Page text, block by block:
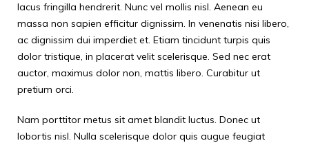
lacus fringilla hendrerit. Nunc vel mollis nisl. Aenean eu
massa non sapien efficitur dignissim. In venenatis nisi libero,
ac dignissim dui imperdiet et. Etiam tincidunt turpis quis
dolor tristique, in placerat velit scelerisque. Sed nec erat
auctor, maximus dolor non, mattis libero. Curabitur ut
pretium orci.
Nam porttitor metus sit amet blandit luctus. Donec ut
lobortis nisl. Nulla scelerisque dolor quis augue feugiat